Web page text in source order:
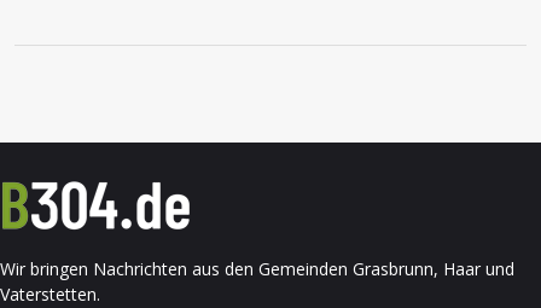
Wir bringen Nachrichten aus den Gemeinden Grasbrunn, Haar und
Vaterstetten.